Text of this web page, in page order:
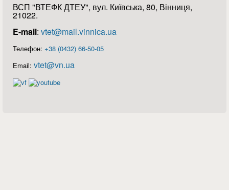
ВСП "ВТЕФК ДТЕУ", вул. Київська, 80, Вінниця,
21022.
E-mail: vtet@mail.vinnica.ua
Телефон: +38 (0432) 66-50-05
Email: vtet@vn.ua